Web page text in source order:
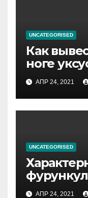
UNCATEGORISED
Как
ноге
АПР 24, 2021
UNCATEGORISED
АПР 24, 2021